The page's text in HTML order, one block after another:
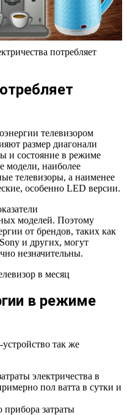
потребляет
телевизором
размер диагонали
и состояние в режиме
модели, наиболее
телевизоры, а наименее
особенно LED версии.
моделей. Поэтому
от брендов, таких как
и других, могут
незначительны.
в режиме
так же
электричества в
пол ватта в сутки и
прибора затраты